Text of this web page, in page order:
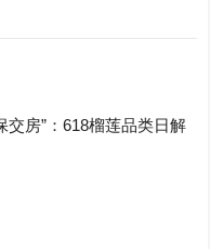
交房”：618榴莲品类日解